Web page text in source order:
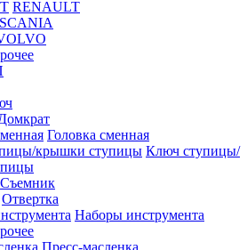
RENAULT
SCANIA
Головка сменная
Ключ ступицы/
Съемник
Отвертка
Наборы инструмента
Пресс-масленка